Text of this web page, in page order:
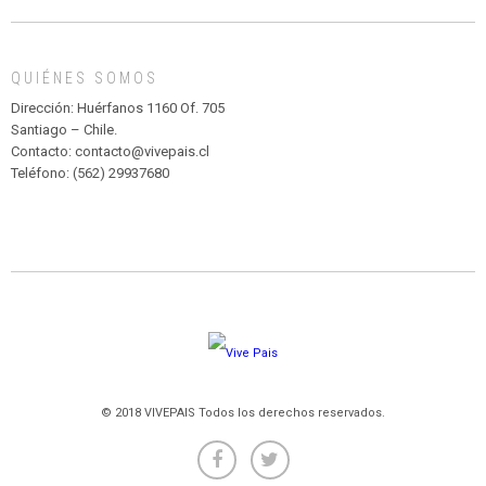
MADAGASCAR
PARQUE
HURATDO
QUIÉNES SOMOS
Dirección: Huérfanos 1160 Of. 705
Santiago – Chile.
Contacto: contacto@vivepais.cl
Teléfono: (562) 29937680
© 2018 VIVEPAIS Todos los derechos reservados.